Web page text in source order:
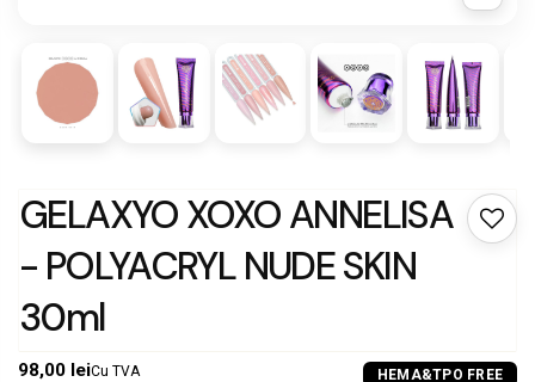
GELAXYO XOXO ANNELISA
- POLYACRYL NUDE SKIN
30ml
98,00 leiCu TVA